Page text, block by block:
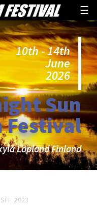
☰
10th - 14th
June
2026
Sun
Festival
Lapland Finland
2023